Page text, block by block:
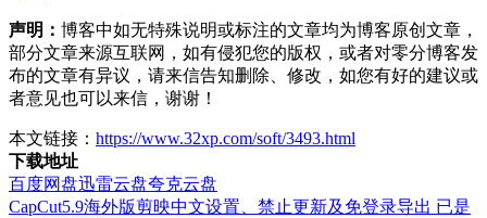
声明： 博客中如无特殊说明或标注的文章均为博客原创文章，
部分文章来源互联网，如有侵犯您的版权，或者对零分博客发
布的文章有异议，请来信告知删除、修改，如您有好的建议或
者意见也可以来信，谢谢！
本文链接： https://www.32xp.com/soft/3493.html
下载地址
百度网盘迅雷云盘夸克云盘
CapCut5.9海外版剪映中文设置、禁止更新及免登录导出 已是